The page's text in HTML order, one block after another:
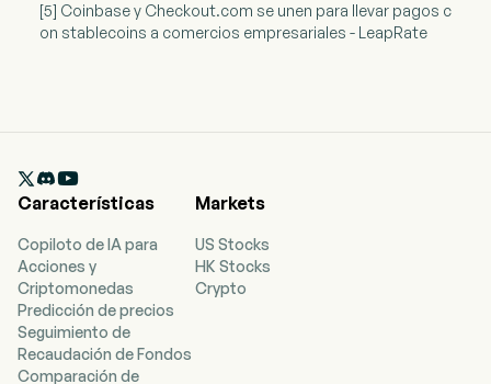
[5] Coinbase y Checkout.com se unen para llevar pagos c
on stablecoins a comercios empresariales - LeapRate

Características
Copiloto de IA para
Acciones y
Criptomonedas
Predicción de precios
Seguimiento de
Recaudación de Fondos
Comparación de
Markets
US Stocks
HK Stocks
Crypto